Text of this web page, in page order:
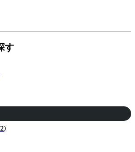
す
)